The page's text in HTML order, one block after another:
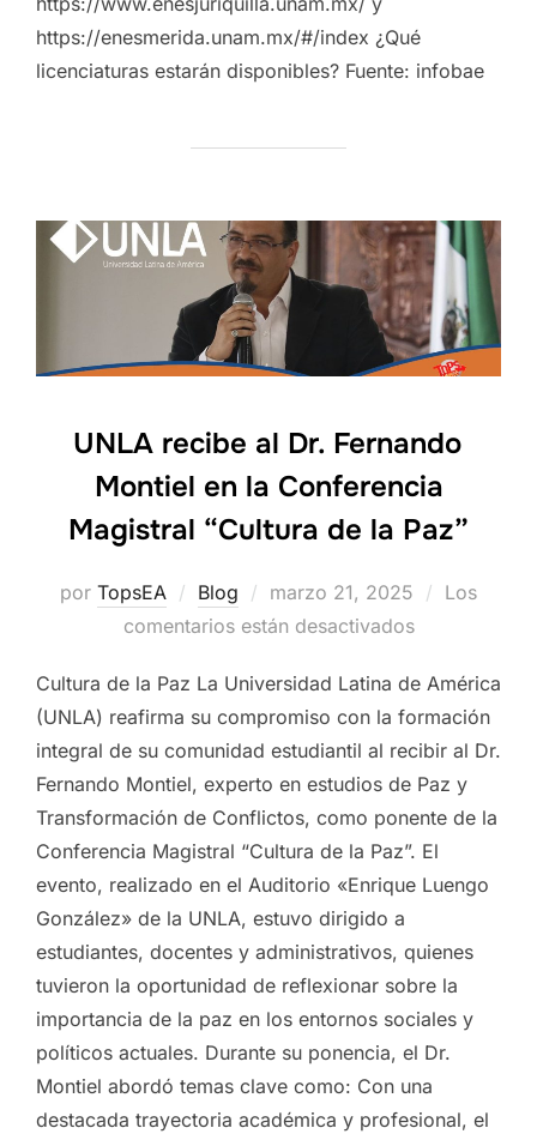
https://enesmerida.unam.mx/#/index ¿Qué
licenciaturas estarán disponibles? Fuente: infobae
UNLA recibe al Dr. Fernando
Montiel en la Conferencia
Magistral “Cultura de la Paz”
por TopsEA Blog
Publicado
el
marzo 21, 2025
Los
comentarios están desactivados
Cultura de la Paz La Universidad Latina de América
(UNLA) reafirma su compromiso con la formación
integral de su comunidad estudiantil al recibir al Dr.
Fernando Montiel, experto en estudios de Paz y
Transformación de Conflictos, como ponente de la
Conferencia Magistral “Cultura de la Paz”. El
evento, realizado en el Auditorio «Enrique Luengo
González» de la UNLA, estuvo dirigido a
estudiantes, docentes y administrativos, quienes
tuvieron la oportunidad de reflexionar sobre la
importancia de la paz en los entornos sociales y
políticos actuales. Durante su ponencia, el Dr.
Montiel abordó temas clave como: Con una
destacada trayectoria académica y profesional, el